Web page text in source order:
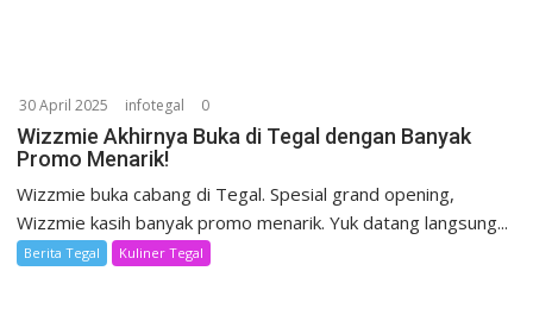
30 April 2025 infotegal 0
Wizzmie Akhirnya Buka di Tegal dengan Banyak
Promo Menarik!
Wizzmie buka cabang di Tegal. Spesial grand opening,
Wizzmie kasih banyak promo menarik. Yuk datang langsung...
Berita Tegal Kuliner Tegal